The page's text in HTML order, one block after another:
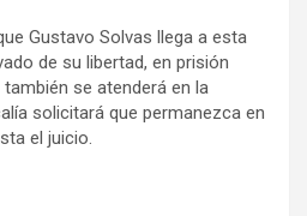
Gustavo Solvas llega a esta
de su libertad, en prisión
se atenderá en la
solicitará que permanezca en
el juicio.